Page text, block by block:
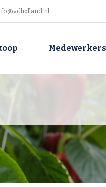
Medewerkers